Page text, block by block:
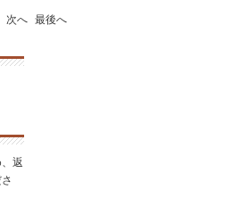
次へ 最後へ
返